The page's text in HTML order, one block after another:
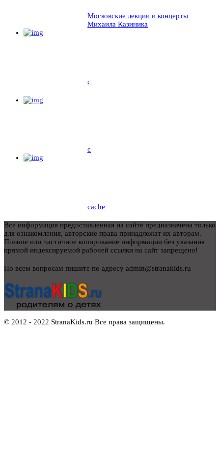
Московские лекции и концерты
Михаила Казиника
c
c
cache
Все информация предоставленная на сайте предназначена только
для ознакомления, авторские права принадлежат их авторам.
Полное или частичное копирование информации без указания
прямой индексируемой рабочей ссылки на сайт запрещено!
По всем вопросам пишите по адресу admin@stranakids.ru
© 2012 - 2022 StranaKids.ru Все права защищены.